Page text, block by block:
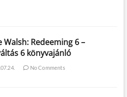
Walsh: Redeeming 6 –
6 könyvajánló
No Comments